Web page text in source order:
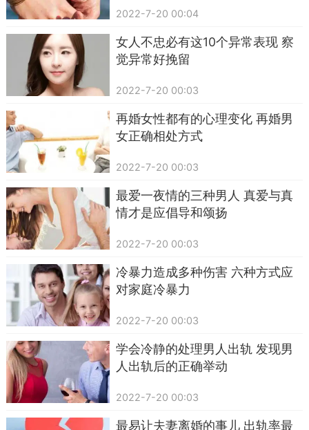
2022-7-20 00:04
女人不忠必有这10个异常表现 察
觉异常好挽留
2022-7-20 00:03
再婚女性都有的心理变化 再婚男
女正确相处方式
2022-7-20 00:03
最爱一夜情的三种男人 真爱与真
情才是应倡导和颂扬
2022-7-20 00:03
冷暴力造成多种伤害 六种方式应
对家庭冷暴力
2022-7-20 00:03
学会冷静的处理男人出轨 发现男
人出轨后的正确举动
2022-7-20 00:03
最易让夫妻离婚的事儿 出轨率最